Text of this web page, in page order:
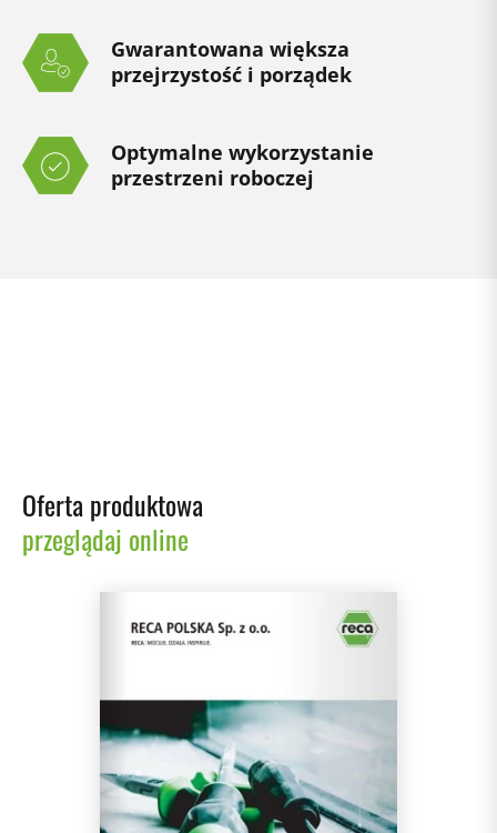
Gwarantowana większa
przejrzystość i porządek
Optymalne wykorzystanie
przestrzeni roboczej
Oferta produktowa
przeglądaj online